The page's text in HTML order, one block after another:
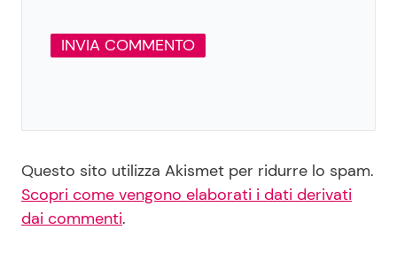
Questo sito utilizza Akismet per ridurre lo spam.
Scopri come vengono elaborati i dati derivati
dai commenti.